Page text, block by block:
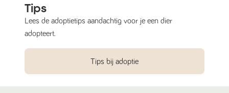
Tips
Lees de adoptietips aandachtig voor je een dier
adopteert.
Tips bij adoptie